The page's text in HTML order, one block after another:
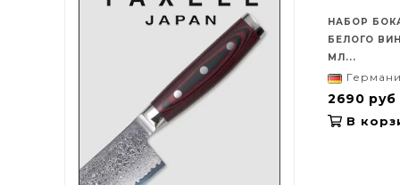
НАБОР
БЕЛОГО
МЛ...
2690 руб
В